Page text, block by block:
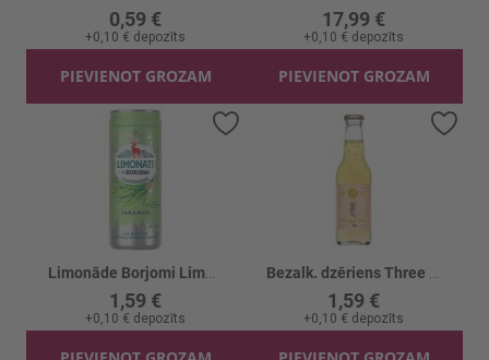
0,59 €
+0,10 € depozīts
PIEVIENOT GROZAM
17,99 €
+0,10 € depozīts
PIEVIENOT GROZAM
1,59 €
+0,10 € depozīts
Pievienot vēlmju sarakstam
1,59 €
+0,10 € depozīts